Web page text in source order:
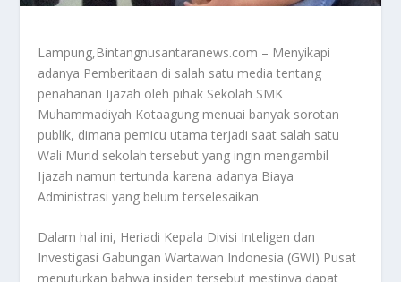
Lampung,Bintangnusantaranews.com – Menyikapi
adanya Pemberitaan di salah satu media tentang
penahanan Ijazah oleh pihak Sekolah SMK
Muhammadiyah Kotaagung menuai banyak sorotan
publik, dimana pemicu utama terjadi saat salah satu
Wali Murid sekolah tersebut yang ingin mengambil
Ijazah namun tertunda karena adanya Biaya
Administrasi yang belum terselesaikan.
Dalam hal ini, Heriadi Kepala Divisi Inteligen dan
Investigasi Gabungan Wartawan Indonesia (GWI) Pusat
menuturkan bahwa insiden tersebut mestinya dapat